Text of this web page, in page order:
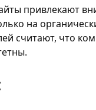
привлекают
на
считают, что